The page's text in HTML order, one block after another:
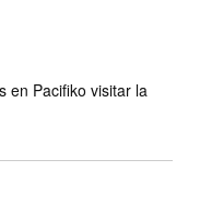
en Pacifiko visitar la